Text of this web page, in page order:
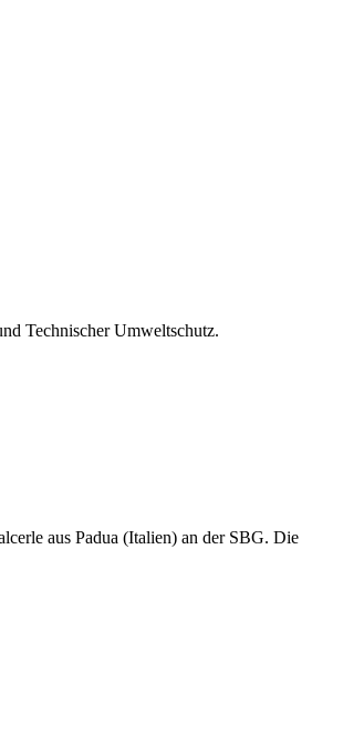
Technischer Umweltschutz.
aus Padua (Italien) an der SBG. Die